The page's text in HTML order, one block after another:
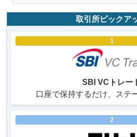
取引所ピックア
1
SBI VCトレー
口座で保持するだけ、ステ
2